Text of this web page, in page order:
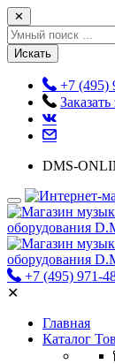
✕
Искать
+7 (495)
DMS-
+7 (495) 971-
✕
Главная
Каталог